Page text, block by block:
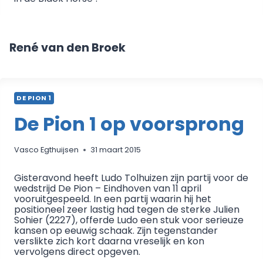
René van den Broek
DE PION 1
De Pion 1 op voorsprong
Vasco Egthuijsen 31 maart 2015
Gisteravond heeft Ludo Tolhuizen zijn partij voor de
wedstrijd De Pion – Eindhoven van 11 april
vooruitgespeeld. In een partij waarin hij het
positioneel zeer lastig had tegen de sterke Julien
Sohier (2227), offerde Ludo een stuk voor serieuze
kansen op eeuwig schaak. Zijn tegenstander
verslikte zich kort daarna vreselijk en kon
vervolgens direct opgeven.